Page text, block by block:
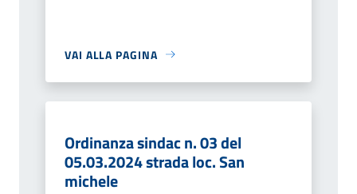
VAI ALLA PAGINA
Ordinanza sindac n. 03 del
05.03.2024 strada loc. San
michele